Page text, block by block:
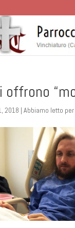
offrono
2018 |Abbiamo letto per